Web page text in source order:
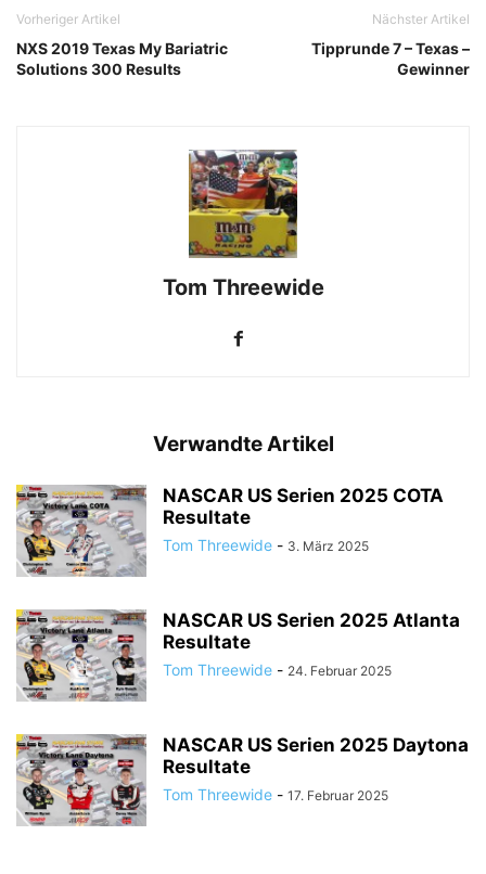
Vorheriger Artikel
NXS 2019 Texas My Bariatric
Solutions 300 Results
Nächster Artikel
Tipprunde 7 – Texas –
Gewinner
Tom Threewide
Verwandte Artikel
NASCAR US Serien 2025 COTA
Resultate
Tom Threewide - 3. März 2025
NASCAR US Serien 2025 Atlanta
Resultate
Tom Threewide - 24. Februar 2025
NASCAR US Serien 2025 Daytona
Resultate
Tom Threewide - 17. Februar 2025